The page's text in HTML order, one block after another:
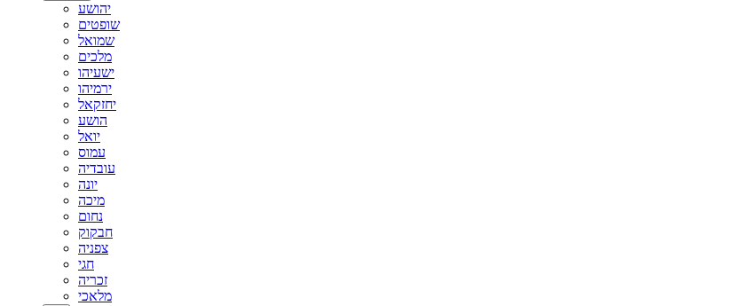
יהושע
שופטים
שמואל
מלכים
ישעיהו
ירמיהו
יחזקאל
הושע
יואל
עמוס
עובדיה
יונה
מיכה
נחום
חבקוק
צפניה
חגי
זכריה
מלאכי